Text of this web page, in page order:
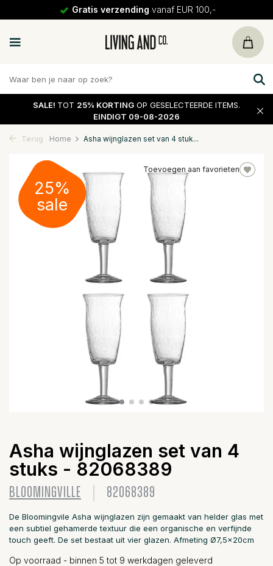
Gratis verzending vanaf EUR 100,-
SALE! TOT 25% KORTING OP GESELECTEERDE ITEMS.
EINDIGT 09-08-2026
Terug Home Asha wijnglazen set van 4 stuk...
Toevoegen aan favorieten
25%
sale
Asha wijnglazen set van 4
stuks - 82068389
BLOOMINGVILLE 82068389
De Bloomingvile Asha wijnglazen zijn gemaakt van helder glas met
een subtiel gehamerde textuur die een organische en verfijnde
touch geeft. De set bestaat uit vier glazen. Afmeting Ø7,5x20cm
Op voorraad - binnen 5 tot 9 werkdagen geleverd